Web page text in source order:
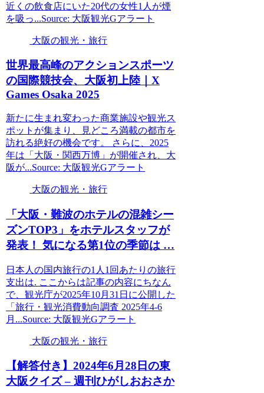
近くの飲食店にいた20代の女性1人が煙
を吸っ...Source: 大阪観光Gアラート
大阪の観光・旅行
世界最高峰のアクションスポーツ
の国際競技会、 大阪初上陸｜X
Games Osaka 2025
新たに生まれ変わった商業施設や観光ス
ポットが集まり、見どころ満載の都市を
訪れる絶好の機会です。 さらに、2025
年は「大阪・関西万博」が開催され、大
阪が...Source: 大阪観光Gアラート
大阪の観光・旅行
「大阪 ・難波のホテルの混雑シー
ズンTOP3」をホテルスタッフが
発表！ 気になる第1位の季節は …
日本人の国内旅行の1人1回あたりの旅行
支出は. ここからは記事の内容にちなん
で、観光庁が2025年10月31日に公開した
「旅行・観光消費動向調査 2025年4-6
月...Source: 大阪観光Gアラート
大阪の観光・旅行
【解答付き】2024年6月28日の東
大阪クイズ – 週刊ひがしおおさか